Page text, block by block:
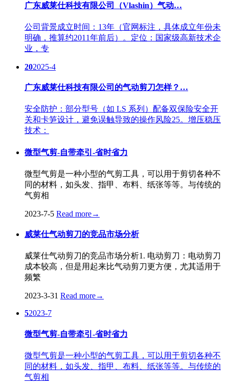
广东威莱仕科技有限公司（Vlashin）气动…
公司背景成立时间：13年（官网标注，具体成立年份未
明确，推算约2011年前后）。定位：国家级高新技术企
业，专
202025-4
广东威莱仕科技有限公司的气动剪刀怎样？…
安全防护：部分型号（如 LS 系列）配备双保险安全开
关和卡笋设计，避免误触导致的操作风险25。增压稳压
技术：
微型气剪-自带牵引-省时省力
微型气剪是一种小型的气剪工具，可以用于剪切各种不
同的材料，如头发、指甲、布料、纸张等等。与传统的
气剪相
2023-7-5 Read more→
威莱仕气动剪刀的竞品市场分析
威莱仕气动剪刀的竞品市场分析1. 电动剪刀：电动剪刀
成本较高，但是用起来比气动剪刀更方便，尤其适用于
频繁
2023-3-31 Read more→
52023-7
微型气剪-自带牵引-省时省力
微型气剪是一种小型的气剪工具，可以用于剪切各种不
同的材料，如头发、指甲、布料、纸张等等。与传统的
气剪相